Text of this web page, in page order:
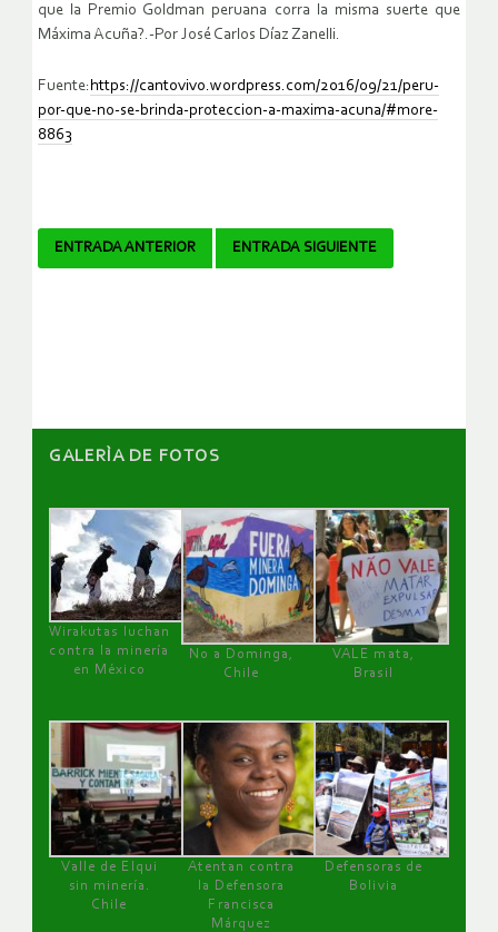
que la Premio Goldman peruana corra la misma suerte que
Máxima Acuña?.-Por José Carlos Díaz Zanelli.
Fuente: https://cantovivo.wordpress.com/2016/09/21/peru-
por-que-no-se-brinda-proteccion-a-maxima-acuna/#more-
8863
Navegador
ENTRADA ANTERIOR ENTRADA SIGUIENTE
GALERÌA DE FOTOS
Wirakutas luchan
contra la minería
en México
No a Dominga,
Chile
VALE mata,
Brasil
Valle de Elqui
sin minería.
Chile
Atentan contra
la Defensora
Francisca
Márquez
Defensoras de
Bolivia